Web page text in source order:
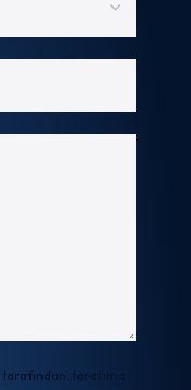
tarafından, tarafıma